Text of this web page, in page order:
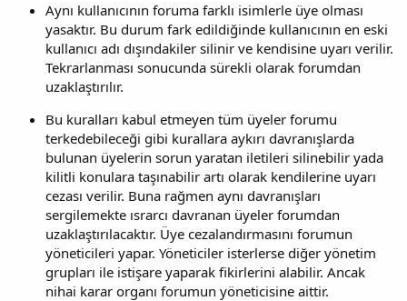
Aynı kullanıcının foruma farklı isimlerle üye olması
yasaktır. Bu durum fark edildiğinde kullanıcının en eski
kullanıcı adı dışındakiler silinir ve kendisine uyarı verilir.
Tekrarlanması sonucunda sürekli olarak forumdan
uzaklaştırılır.
Bu kuralları kabul etmeyen tüm üyeler forumu
terkedebileceği gibi kurallara aykırı davranışlarda
bulunan üyelerin sorun yaratan iletileri silinebilir yada
kilitli konulara taşınabilir artı olarak kendilerine uyarı
cezası verilir. Buna rağmen aynı davranışları
sergilemekte ısrarcı davranan üyeler forumdan
uzaklaştırılacaktır. Üye cezalandırmasını forumun
yöneticileri yapar. Yöneticiler isterlerse diğer yönetim
grupları ile istişare yaparak fikirlerini alabilir. Ancak
nihai karar organı forumun yöneticisine aittir.